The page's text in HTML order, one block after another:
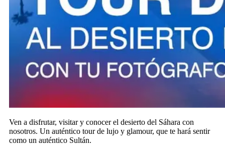
Ven a disfrutar, visitar y conocer el desierto del Sáhara con
nosotros. Un auténtico tour de lujo y glamour, que te hará sentir
como un auténtico Sultán.